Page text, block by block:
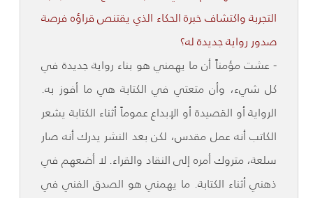
التجربة واكتشاف خبرة الحكاء الذي يقتنص قراؤه فرصة
صدور رواية جديدة له؟
- عشت مؤمناً أن ما يهمني هو بناء رواية جديدة في
كل شيء، وأن متعتي في الكتابة هي ما أفوز به.
الرواية أو القصيدة أو الإبداع عموماً أثناء الكتابة يشعر
الكاتب أنه عمل مقدس، لكن بعد النشر يدرك أنه صار
سلعة، متروك أمره إلى النقاد والقراء. لا أضعهم في
ذهني أثناء الكتابة. ما يهمني هو الصدق الفني في